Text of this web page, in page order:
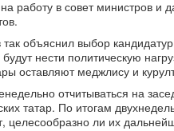
работу в совет министров
объяснил выбор
нести политическую
оставляют меджлису и
отчитываться на
татар. По итогам
ли их